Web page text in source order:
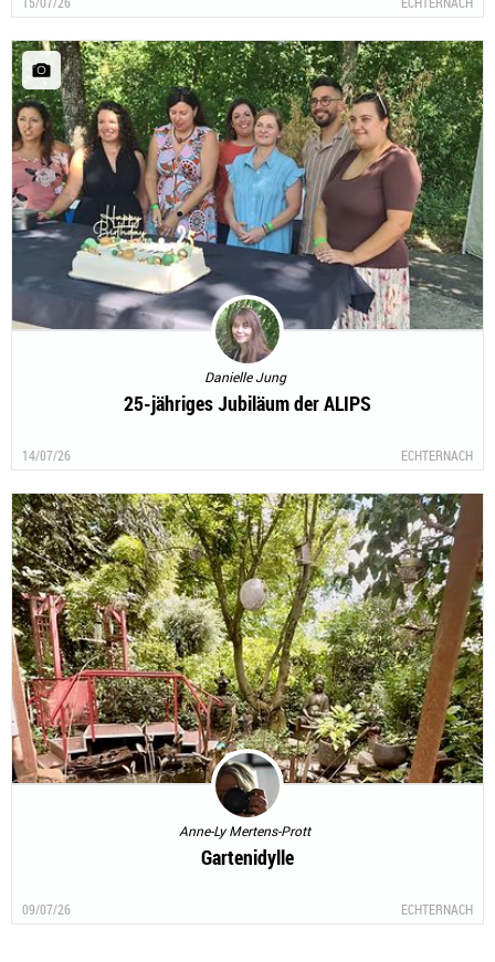
Danielle Jung
25-jähriges Jubiläum der ALIPS
14/07/26 ECHTERNACH
Anne-Ly Mertens-Prott
Gartenidylle
09/07/26 ECHTERNACH